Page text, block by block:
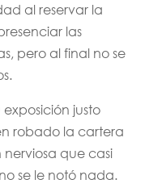
al reservar la
las
pero al final no se
justo
robado la cartera
que casi
se le notó nada.